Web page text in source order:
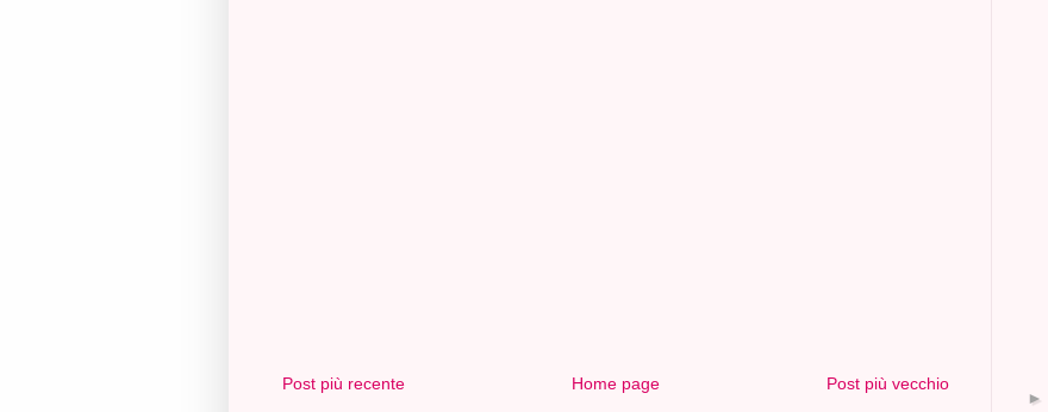
Post più recente Post più vecchio
Home page
►